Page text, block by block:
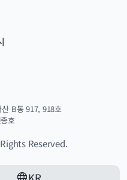
검증된 기술력으로 여러분
들어드립니다.
는 사람도
1위의 고객 센터가 기다리고
산 B동 917, 918호
호
Reserved.
KR